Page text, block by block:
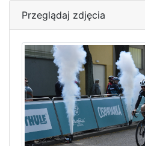
Przeglądaj zdjęcia